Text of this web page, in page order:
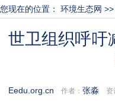
您现在的位置： 环境生态网 >>
世卫组织呼吁
Eedu.org.cn 作者： 张淼资